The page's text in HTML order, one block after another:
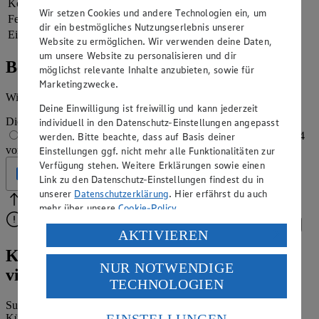
Kohlenhydrate
Fett
0 g
Eiweiß
2 g
Bewertung
Wie hat es dir geschmeckt?
Die Bewertung wird automatisch gespeichert
1 von 5 Sternen
2 von 5 Sternen 3 von 5 Sternen
4
von 5 Sternen
5 von 5 Sternen
Geprüft
Bitte Pfeile benutzen
Vielen Dank für deine Bewertung.
Bitte wähle eine Bewertung aus, um fortzufahren. Bewerten
Kürbis-Chutney-Rezept: Blitzrezept für
vielseitigen Genuss
Superschnell gemacht, lecker und vielseitig einsetzbar: Unser
Wir setzen Cookies und andere Technologien ein, um
dir ein bestmögliches Nutzungserlebnis unserer
Website zu ermöglichen. Wir verwenden deine Daten,
um unsere Website zu personalisieren und dir
möglichst relevante Inhalte anzubieten, sowie für
Marketingzwecke.
Deine Einwilligung ist freiwillig und kann jederzeit
individuell in den Datenschutz-Einstellungen angepasst
werden. Bitte beachte, dass auf Basis deiner
Einstellungen ggf. nicht mehr alle Funktionalitäten zur
Verfügung stehen. Weitere Erklärungen sowie einen
Link zu den Datenschutz-Einstellungen findest du in
unserer Datenschutzerklärung. Hier erfährst du auch
mehr über unsereCookie-Policy.
Verarbeitung deiner personenbezogenen Daten in den
USA durch Facebook und YouTube:
Wenn du auf „Aktivieren“ klickst, willigst du im Sinne
des Art. 49 Abs. 1 Satz 1 lit. a) DSGVO ein, dass deine
Daten in den USA verarbeitet werden. Der EuGH sieht
die USA als Land mit einem nach europäischen
AKTIVIEREN
NUR NOTWENDIGE
TECHNOLOGIEN